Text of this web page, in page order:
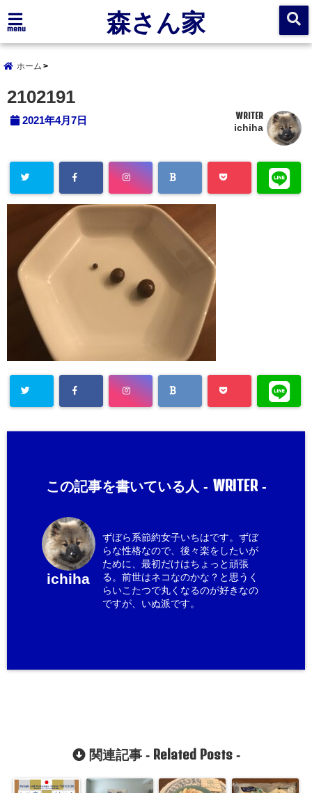
menu 森さん家
ホーム
2102191
2021年4月7日 WRITER
ichiha
この記事を書いている人 - WRITER-
ichiha
ずぼら系節約女子いちはです。ずぼ
らな性格なので、後々楽をしたいが
ために、最初だけはちょっと頑張
る。前世はネコなのかな？と思うく
らいこたつで丸くなるのが好きなの
ですが、いぬ派です。
関連記事 - Related Posts-